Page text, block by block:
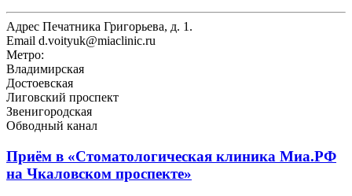
Адрес Печатника Григорьева, д. 1.
Email d.voityuk@miaclinic.ru
Метро:
Владимирская
Достоевская
Лиговский проспект
Звенигородская
Обводный канал
Приём в «Стоматологическая клиника Миа.РФ
на Чкаловском проспекте»